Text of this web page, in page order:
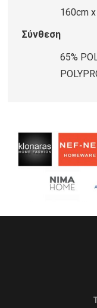
ποσότητα160cm
Σύνθεση
65%